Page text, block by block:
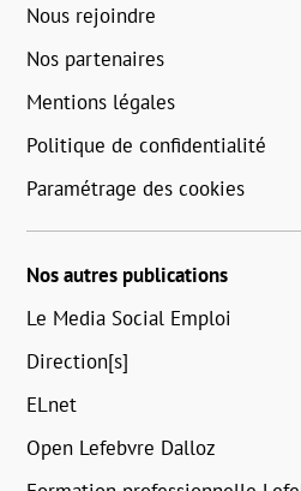
Nous rejoindre
Nos partenaires
Mentions légales
Politique de confidentialité
Paramétrage des cookies
Nos autres publications
Le Media Social Emploi
Direction[s]
ELnet
Open Lefebvre Dalloz